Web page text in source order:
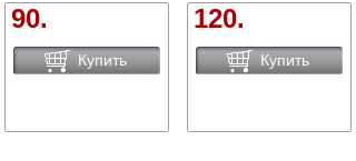
90.
Купить
120.
Купить